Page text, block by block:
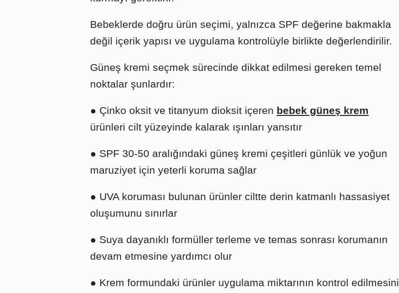
Bebeklerde doğru ürün seçimi, yalnızca SPF değerine bakmakla
değil içerik yapısı ve uygulama kontrolüyle birlikte değerlendirilir.
Güneş kremi seçmek sürecinde dikkat edilmesi gereken temel
noktalar şunlardır:
● Çinko oksit ve titanyum dioksit içeren bebek güneş krem
ürünleri cilt yüzeyinde kalarak ışınları yansıtır
● SPF 30-50 aralığındaki güneş kremi çeşitleri günlük ve yoğun
maruziyet için yeterli koruma sağlar
● UVA koruması bulunan ürünler ciltte derin katmanlı hassasiyet
oluşumunu sınırlar
● Suya dayanıklı formüller terleme ve temas sonrası korumanın
devam etmesine yardımcı olur
● Krem formundaki ürünler uygulama miktarının kontrol edilmesini